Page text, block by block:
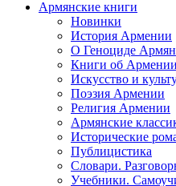
Армянские книги
Новинки
История Армении
О Геноциде Армян
Книги об Армении
Иcкусство и
Поэзия Армении
Религия Армении
Армянские
Исторические
Публицистика
Словари.
Учебники.